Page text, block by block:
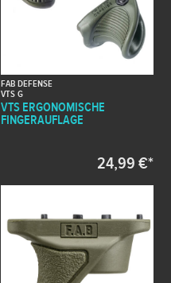
FAB DEFENSE
VTS G
VTS ERGONOMISCHE
FINGERAUFLAGE
24,99 €*